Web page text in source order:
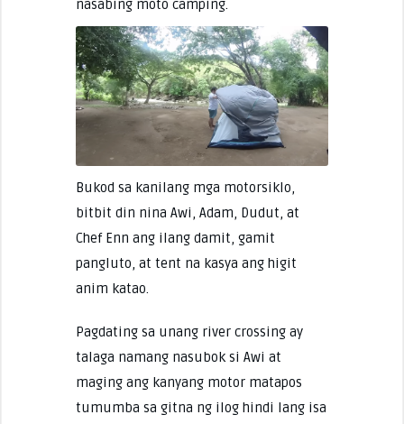
nasabing moto camping.
Bukod sa kanilang mga motorsiklo,
bitbit din nina Awi, Adam, Dudut, at
Chef Enn ang ilang damit, gamit
pangluto, at tent na kasya ang higit
anim katao.
Pagdating sa unang river crossing ay
talaga namang nasubok si Awi at
maging ang kanyang motor matapos
tumumba sa gitna ng ilog hindi lang isa